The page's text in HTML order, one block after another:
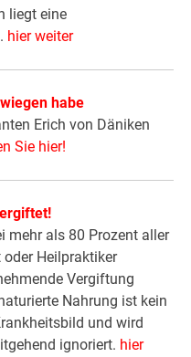
liegt eine
hier weiter
habe
Erich von Däniken
Sie hier!
mehr als 80 Prozent aller
Heilpraktiker
Vergiftung
Nahrung ist kein
und wird
ignoriert. hier